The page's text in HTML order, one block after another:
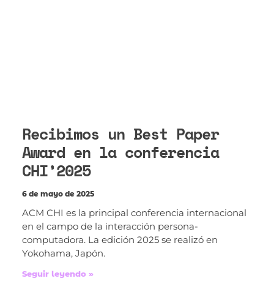
Recibimos un Best Paper
Award en la conferencia
CHI’2025
6 de mayo de 2025
ACM CHI es la principal conferencia internacional
en el campo de la interacción persona-
computadora. La edición 2025 se realizó en
Yokohama, Japón.
Seguir leyendo »